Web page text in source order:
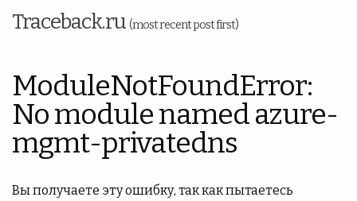
Traceback.ru (most recent post first)
ModuleNotFoundError:
No module named azure-
mgmt-privatedns
Вы получаете эту ошибку, так как пытаетесь